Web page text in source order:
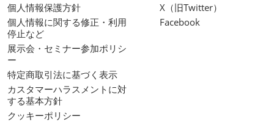
個人情報保護方針
個人情報に関する修正・利用
停止など
展示会・セミナー参加ポリシ
ー
特定商取引法に基づく表示
カスタマーハラスメントに対
する基本方針
クッキーポリシー
X（旧Twitter）
Facebook